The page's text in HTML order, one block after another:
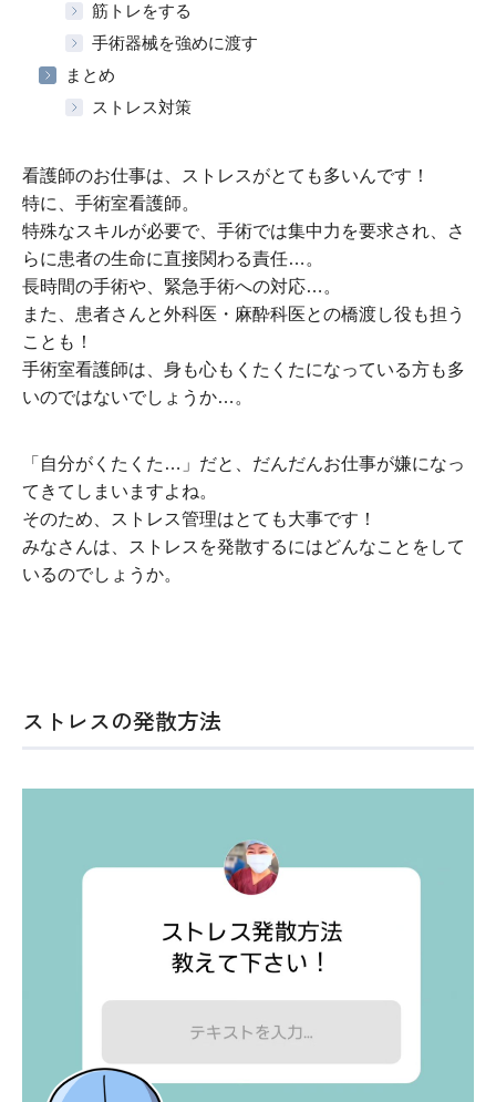
筋トレをする
手術器械を強めに渡す
まとめ
ストレス対策
看護師のお仕事は、ストレスがとても多いんです！
特に、手術室看護師。
特殊なスキルが必要で、手術では集中力を要求され、さ
らに患者の生命に直接関わる責任…。
長時間の手術や、緊急手術への対応…。
また、患者さんと外科医・麻酔科医との橋渡し役も担う
ことも！
手術室看護師は、身も心もくたくたになっている方も多
いのではないでしょうか…。
「自分がくたくた…」だと、だんだんお仕事が嫌になっ
てきてしまいますよね。
そのため、ストレス管理はとても大事です！
みなさんは、ストレスを発散するにはどんなことをして
いるのでしょうか。
ストレスの発散方法